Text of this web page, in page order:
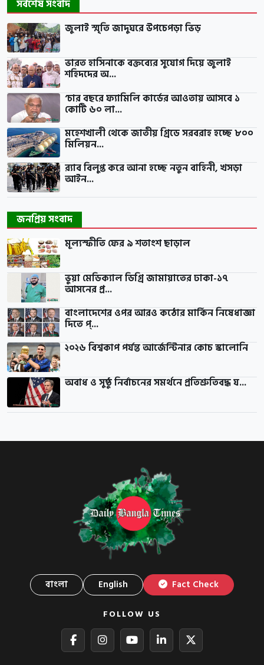
সর্বশেষ সংবাদ
জুলাই স্মৃতি জাদুঘরে উপচেপড়া ভিড়
ভারত হাসিনাকে বক্তব্যের সুযোগ দিয়ে জুলাই
শহিদদের অ...
‘চার বছরে ফ্যামিলি কার্ডের আওতায় আসবে ১
কোটি ৬০ লা...
মহেশখালী থেকে জাতীয় গ্রিডে সরবরাহ হচ্ছে ৮০০
মিলিয়ন...
র‍্যাব বিলুপ্ত করে আনা হচ্ছে নতুন বাহিনী, খসড়া
আইন...
জনপ্রিয় সংবাদ
মূল্যস্ফীতি ফের ৯ শতাংশ ছাড়াল
ভুয়া মেডিক্যাল ডিগ্রি জামায়াতের ঢাকা-১৭
আসনের প্র...
বাংলাদেশের ওপর আরও কঠোর মার্কিন নিষেধাজ্ঞা
দিতে প্...
২০২৬ বিশ্বকাপ পর্যন্ত আর্জেন্টিনার কোচ স্কালোনি
অবাধ ও সুষ্ঠু নির্বাচনের সমর্থনে প্রতিশ্রুতিবদ্ধ য...
বাংলা English Fact Check
FOLLOW US